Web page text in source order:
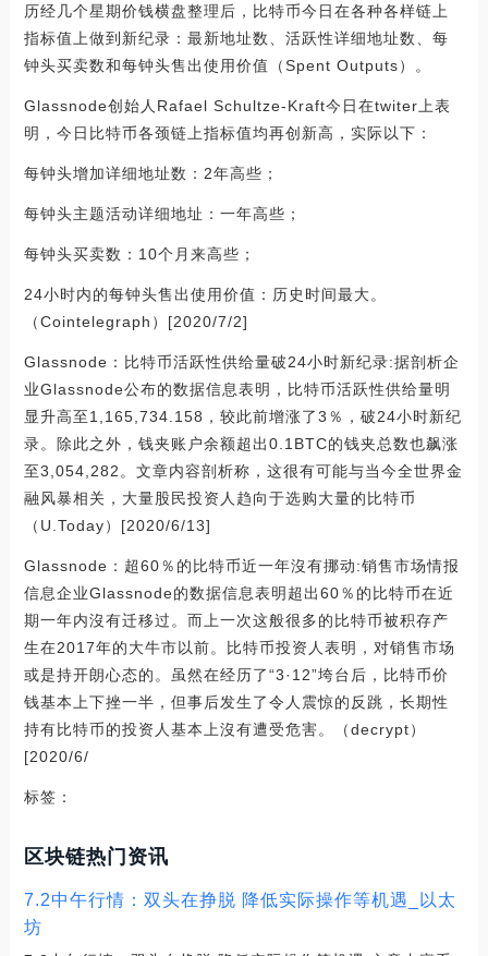
历经几个星期价钱横盘整理后，比特币今日在各种各样链上
指标值上做到新纪录：最新地址数、活跃性详细地址数、每
钟头买卖数和每钟头售出使用价值（Spent Outputs）。
Glassnode创始人Rafael Schultze-Kraft今日在twiter上表
明，今日比特币各颈链上指标值均再创新高，实际以下：
每钟头增加详细地址数：2年高些；
每钟头主题活动详细地址：一年高些；
每钟头买卖数：10个月来高些；
24小时内的每钟头售出使用价值：历史时间最大。
（Cointelegraph）[2020/7/2]
Glassnode：比特币活跃性供给量破24小时新纪录:据剖析企
业Glassnode公布的数据信息表明，比特币活跃性供给量明
显升高至1,165,734.158，较此前增涨了3％，破24小时新纪
录。除此之外，钱夹账户余额超出0.1BTC的钱夹总数也飙涨
至3,054,282。文章内容剖析称，这很有可能与当今全世界金
融风暴相关，大量股民投资人趋向于选购大量的比特币
（U.Today）[2020/6/13]
Glassnode：超60％的比特币近一年沒有挪动:销售市场情报
信息企业Glassnode的数据信息表明超出60％的比特币在近
期一年内沒有迁移过。而上一次这般很多的比特币被积存产
生在2017年的大牛市以前。比特币投资人表明，对销售市场
或是持开朗心态的。虽然在经历了“3·12”垮台后，比特币价
钱基本上下挫一半，但事后发生了令人震惊的反跳，长期性
持有比特币的投资人基本上沒有遭受危害。（decrypt）
[2020/6/
标签：
区块链热门资讯
7.2中午行情：双头在挣脱 降低实际操作等机遇_以太
坊